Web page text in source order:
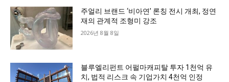
주얼리 브랜드 ‘비아연’ 론칭 전시 개최, 정연
재의 관계적 조형미 강조
2026년 8월 8일
블루엘리펀트 어펄마캐피탈 투자 1천억 유
치, 법적 리스크 속 기업가치 4천억 인정